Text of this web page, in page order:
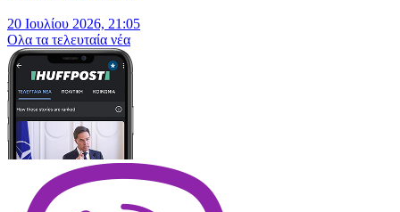
20 Ιουλίου 2026, 21:05
Oλα τα τελευταία νέα